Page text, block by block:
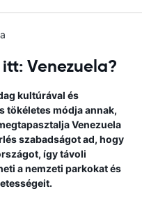
Venezuela?
kultúrával és
tökéletes módja annak,
Venezuela
szabadságot ad, hogy
így távoli
a nemzeti parkokat és